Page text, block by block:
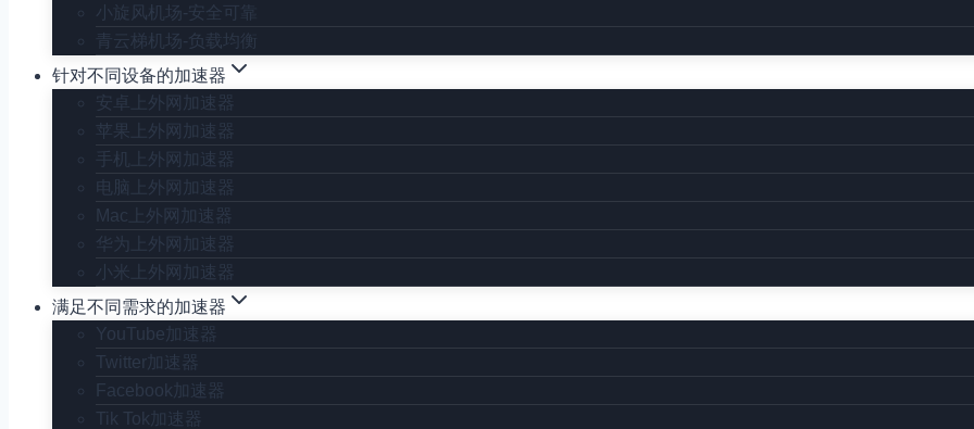
小旋风机场-安全可靠
青云梯机场-负载均衡
针对不同设备的加速器
安卓上外网加速器
苹果上外网加速器
手机上外网加速器
电脑上外网加速器
Mac上外网加速器
华为上外网加速器
小米上外网加速器
满足不同需求的加速器
YouTube加速器
Twitter加速器
Facebook加速器
Tik Tok加速器